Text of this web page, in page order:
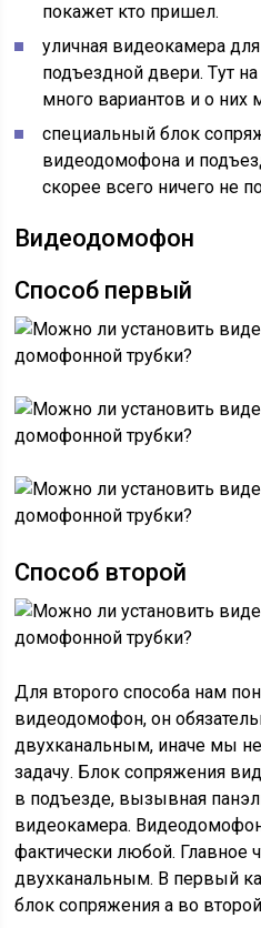
покажет кто пришел.
уличная видеокамера
подъездной двери. Tут
много вариантов и о них
специальный блок
видеодомофона и
скорее всего ничего не
Видеодомофон
Способ первый
Способ второй
Для второго способа нам
видеодомофон, он
двухканальным, иначе мы
задачу. Блок сопряжения
в подъезде, вызывная
видеокамера.
фактически любой. Главное
двухканальным. В первый
блок сопряжения а во